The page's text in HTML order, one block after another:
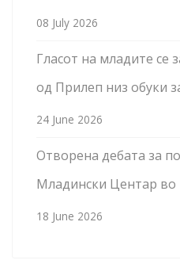
08 July 2026
Гласот на младите се
од Прилеп низ обуки
24 June 2026
Отворена дебата за
Младински Центар во
18 June 2026